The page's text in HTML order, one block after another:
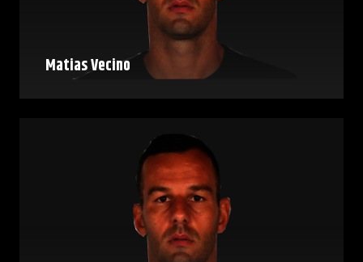
Matias Vecino